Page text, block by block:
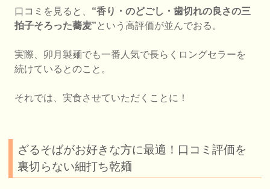
口コミを見ると、 “香り・のどごし・歯切れの良さの三
拍子そろった蕎麦” という高評価が並んでおる。
実際、卯月製麺でも一番人気で長らくロングセラーを
続けているとのこと。
それでは、実食させていただくことに！
ざるそばがお好きな方に最適！口コミ評価を
裏切らない細打ち乾麺